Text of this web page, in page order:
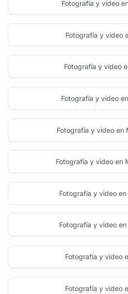
Fotografía y video
Fotografía y video
Fotografía y video
Fotografía y video
Fotografía y video en
Fotografía y video en
Fotografía y video
Fotografía y video
Fotografía y video
Fotografía y video